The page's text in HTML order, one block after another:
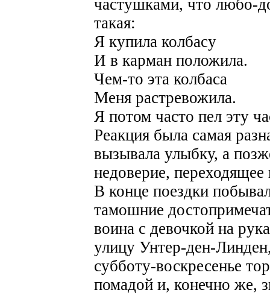
частушками, что любо-
такая:
Я купила колбасу
И в карман положила.
Чем-то эта колбаса
Меня растревожила.
Я потом часто пел эту
Реакция была самая
вызывала улыбку, а
недоверие, переходящее
В конце поездки
тамошние
воина с девочкой на
улицу Унтер-ден-
субботу-воскресенье
помадой и, конечно же,